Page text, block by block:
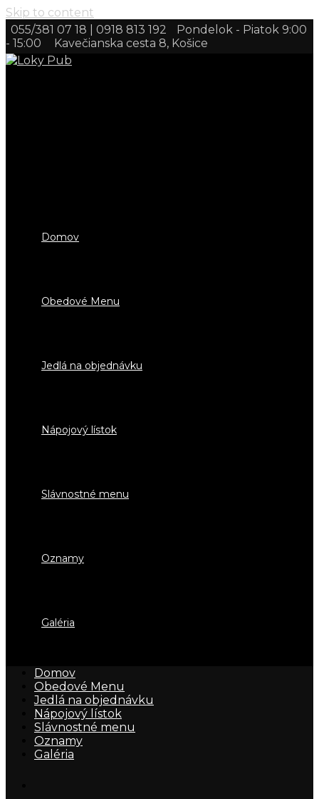
Skip to content
055/381 07 18 | 0918 813 192
Pondelok - Piatok 9:00
- 15:00
Kavečianska cesta 8, Košice
Domov
Obedové Menu
Jedlá na objednávku
Nápojový lístok
Slávnostné menu
Oznamy
Galéria
Domov
Obedové Menu
Jedlá na objednávku
Nápojový lístok
Slávnostné menu
Oznamy
Galéria